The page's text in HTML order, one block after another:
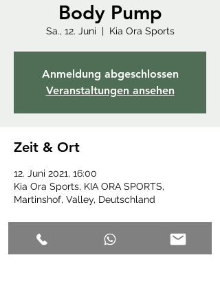
Body Pump
Sa., 12. Juni
  |
Kia Ora Sports
Anmeldung abgeschlossen
Veranstaltungen ansehen
Zeit & Ort
12. Juni 2021, 16:00
Kia Ora Sports, KIA ORA SPORTS,
Martinshof, Valley, Deutschland